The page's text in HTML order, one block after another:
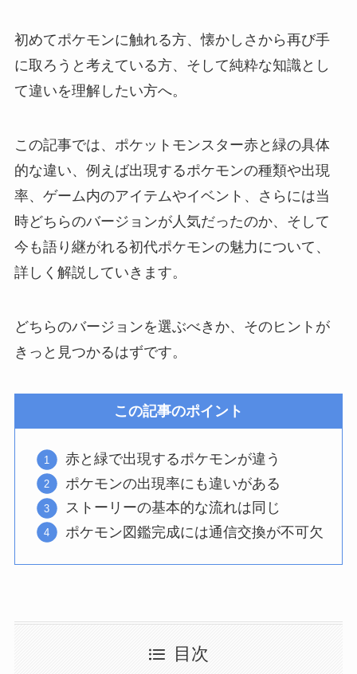
初めてポケモンに触れる方、懐かしさから再び手
に取ろうと考えている方、そして純粋な知識とし
て違いを理解したい方へ。
この記事では、ポケットモンスター赤と緑の具体
的な違い、例えば出現するポケモンの種類や出現
率、ゲーム内のアイテムやイベント、さらには当
時どちらのバージョンが人気だったのか、そして
今も語り継がれる初代ポケモンの魅力について、
詳しく解説していきます。
どちらのバージョンを選ぶべきか、そのヒントが
きっと見つかるはずです。
この記事のポイント
赤と緑で出現するポケモンが違う
ポケモンの出現率にも違いがある
ストーリーの基本的な流れは同じ
ポケモン図鑑完成には通信交換が不可欠
目次